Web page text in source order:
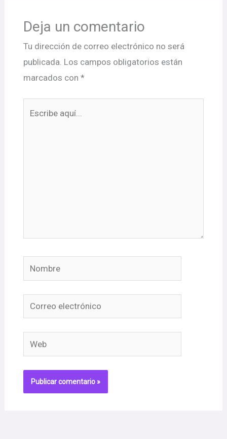
Deja un comentario
Tu dirección de correo electrónico no será
publicada. Los campos obligatorios están
marcados con *
Nombre
Correo
electrónico
Web